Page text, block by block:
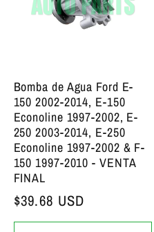
Bomba de Agua Ford E-
150 2002-2014, E-150
Econoline 1997-2002, E-
250 2003-2014, E-250
Econoline 1997-2002 & F-
150 1997-2010 - VENTA
FINAL
Precio bajo de siempre
$39.68 USD